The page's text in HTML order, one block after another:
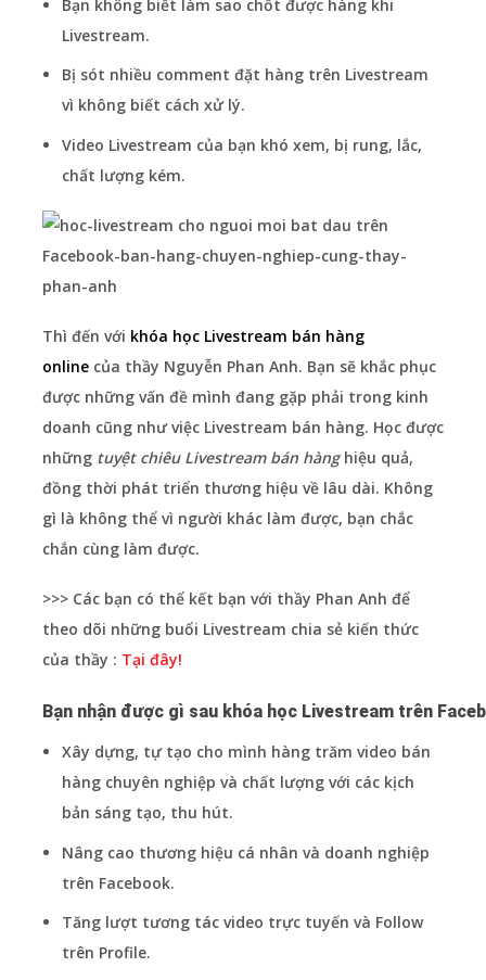
Bạn không biết làm sao chốt được hàng khi
Livestream.
Bị sót nhiều comment đặt hàng trên Livestream
vì không biết cách xử lý.
Video Livestream của bạn khó xem, bị rung, lắc,
chất lượng kém.
Thì đến với khóa học Livestream bán hàng
online của thầy Nguyễn Phan Anh. Bạn sẽ khắc phục
được những vấn đề mình đang gặp phải trong kinh
doanh cũng như việc Livestream bán hàng. Học được
những tuyệt chiêu Livestream bán hànghiệu quả,
đồng thời phát triển thương hiệu về lâu dài. Không
gì là không thể vì người khác làm được, bạn chắc
chắn cùng làm được.
>>> Các bạn có thể kết bạn với thầy Phan Anh để
theo dõi những buổi Livestream chia sẻ kiến thức
của thầy : Tại đây!
Bạn nhận được gì sau khóa học Livestream trên
Xây dựng, tự tạo cho mình hàng trăm video bán
hàng chuyên nghiệp và chất lượng với các kịch
bản sáng tạo, thu hút.
Nâng cao thương hiệu cá nhân và doanh nghiệp
trên Facebook.
Tăng lượt tương tác video trực tuyến và Follow
trên Profile.